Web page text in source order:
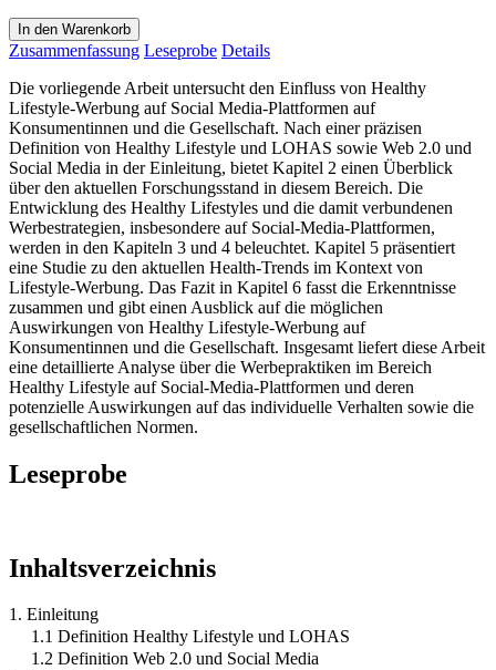
In den Warenkorb
Zusammenfassung Leseprobe Details
Die vorliegende Arbeit untersucht den Einfluss von Healthy
Lifestyle-Werbung auf Social Media-Plattformen auf
Konsumentinnen und die Gesellschaft. Nach einer präzisen
Definition von Healthy Lifestyle und LOHAS sowie Web 2.0 und
Social Media in der Einleitung, bietet Kapitel 2 einen Überblick
über den aktuellen Forschungsstand in diesem Bereich. Die
Entwicklung des Healthy Lifestyles und die damit verbundenen
Werbestrategien, insbesondere auf Social-Media-Plattformen,
werden in den Kapiteln 3 und 4 beleuchtet. Kapitel 5 präsentiert
eine Studie zu den aktuellen Health-Trends im Kontext von
Lifestyle-Werbung. Das Fazit in Kapitel 6 fasst die Erkenntnisse
zusammen und gibt einen Ausblick auf die möglichen
Auswirkungen von Healthy Lifestyle-Werbung auf
Konsumentinnen und die Gesellschaft. Insgesamt liefert diese Arbeit
eine detaillierte Analyse über die Werbepraktiken im Bereich
Healthy Lifestyle auf Social-Media-Plattformen und deren
potenzielle Auswirkungen auf das individuelle Verhalten sowie die
gesellschaftlichen Normen.
Leseprobe
Inhaltsverzeichnis
1. Einleitung
1.1 Definition Healthy Lifestyle und LOHAS
1.2 Definition Web 2.0 und Social Media